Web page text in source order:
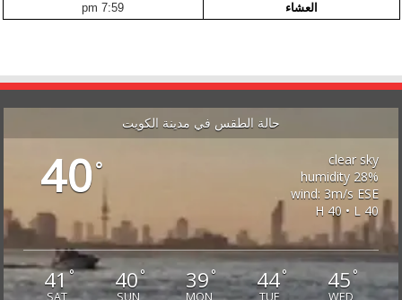
العشاء
7:59 pm
حالة الطقس في مدينة الكويت
40°
clear sky
28% humidity
wind: 3m/s ESE
H 40 • L 40
41°
SAT
40°
SUN
39°
MON
44°
TUE
45°
WED